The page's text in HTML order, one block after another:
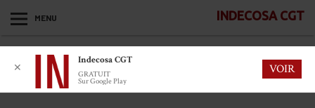
MENU INDECOSA CGT
✕
Indecosa CGT
GRATUIT
Sur Google Play
VOIR